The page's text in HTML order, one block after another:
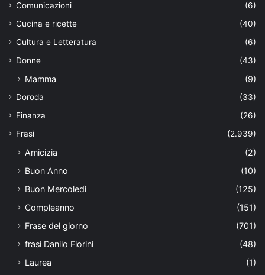
Comunicazioni
(6)
Cucina e ricette
(40)
Cultura e Letteratura
(6)
Donne
(43)
Mamma (9)
Doroda
(33)
Finanza
(26)
Frasi
(2.939)
Amicizia
(2)
Buon Anno
(10)
Buon Mercoledì
(125)
Compleanno
(151)
Frase del giorno
(701)
frasi Danilo Fiorini
(48)
Laurea
(1)